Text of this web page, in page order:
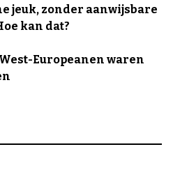
jeuk, zonder aanwijsbare
kan dat?
Europeanen waren